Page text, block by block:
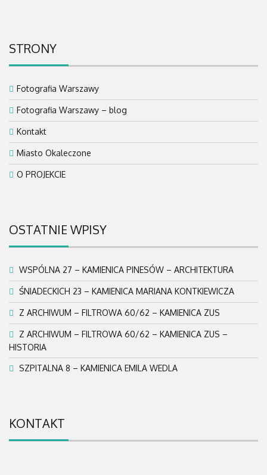
STRONY
Fotografia Warszawy
Fotografia Warszawy – blog
Kontakt
Miasto Okaleczone
O PROJEKCIE
OSTATNIE WPISY
WSPÓLNA 27 – KAMIENICA PINESÓW – ARCHITEKTURA
ŚNIADECKICH 23 – KAMIENICA MARIANA KONTKIEWICZA
Z ARCHIWUM – FILTROWA 60/62 – KAMIENICA ZUS
Z ARCHIWUM – FILTROWA 60/62 – KAMIENICA ZUS –
HISTORIA
SZPITALNA 8 – KAMIENICA EMILA WEDLA
KONTAKT